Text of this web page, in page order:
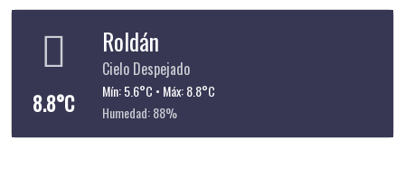
8.8°C
Roldán
Cielo Despejado
Mín: 5.6°C • Máx: 8.8°C
Humedad: 88%